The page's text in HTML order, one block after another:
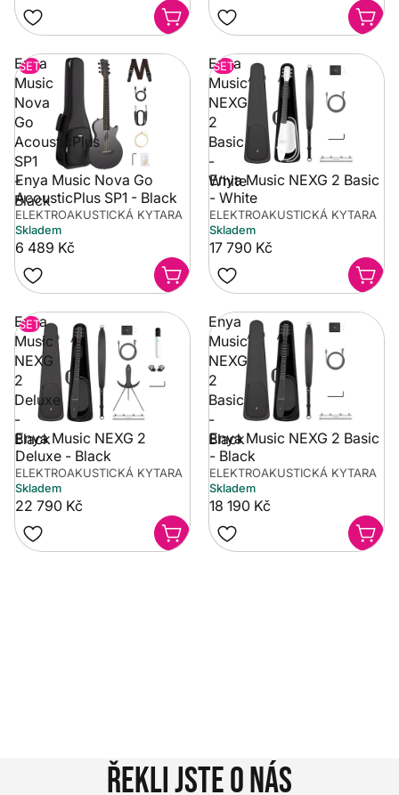
Enya
Music
Nova
Go
AcousticPlus
SP1
-
Black
SET
Enya Music Nova Go
AcousticPlus SP1 - Black
ELEKTROAKUSTICKÁ KYTARA
Skladem
6 489 Kč
Enya
Music
NEXG
2
Basic
-
White
SET
Enya Music NEXG 2 Basic
- White
ELEKTROAKUSTICKÁ KYTARA
Skladem
17 790 Kč
Enya
Music
NEXG
2
Deluxe
-
Black
SET
Enya Music NEXG 2
Deluxe - Black
ELEKTROAKUSTICKÁ KYTARA
Skladem
22 790 Kč
Enya
Music
NEXG
2
Basic
-
Black
Enya Music NEXG 2 Basic
- Black
ELEKTROAKUSTICKÁ KYTARA
Skladem
18 190 Kč
Řekli jste o nás